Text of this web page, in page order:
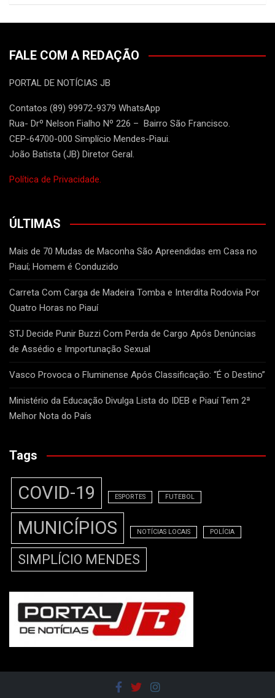
FALE COM A REDAÇÃO
PORTAL DE NOTÍCIAS JB
Contatos (89) 99972-9379 WhatsApp
Rua- Drº Nelson Fialho Nº 226 – Bairro São Francisco.
CEP-64700-000 Simplício Mendes-Piaui.
João Batista (JB) Diretor Geral.
Política de Privacidade.
ÚLTIMAS
Mais de 70 Mudas de Maconha São Apreendidas em Casa no
Piauí; Homem é Conduzido
Carreta Com Carga de Madeira Tomba e Interdita Rodovia Por
Quatro Horas no Piauí
STJ Decide Punir Buzzi Com Perda de Cargo Após Denúncias
de Assédio e Importunação Sexual
Vasco Provoca o Fluminense Após Classificação: “É o Destino”
Ministério da Educação Divulga Lista do IDEB e Piauí Tem 2ª
Melhor Nota do País
Tags
COVID-19 ESPORTES FUTEBOL
MUNICÍPIOS NOTÍCIAS LOCAIS POLÍCIA
SIMPLÍCIO MENDES